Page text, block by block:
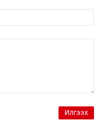
Илгээх